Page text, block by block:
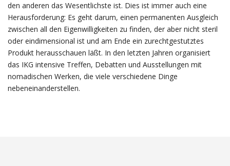
den anderen das Wesentlichste ist. Dies ist immer auch eine
Herausforderung: Es geht darum, einen permanenten Ausgleich
zwischen all den Eigenwilligkeiten zu finden, der aber nicht steril
oder eindimensional ist und am Ende ein zurechtgestutztes
Produkt herausschauen läßt. In den letzten Jahren organisiert
das IKG intensive Treffen, Debatten und Ausstellungen mit
nomadischen Werken, die viele verschiedene Dinge
nebeneinanderstellen.